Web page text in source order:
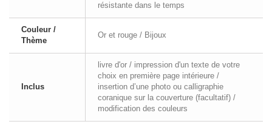
résistante dans le temps
Couleur /
Thème
Or et rouge / Bijoux
Inclus
livre d'or / impression d'un texte de votre
choix en première page intérieure /
insertion d’une photo ou calligraphie
coranique sur la couverture (facultatif) /
modification des couleurs